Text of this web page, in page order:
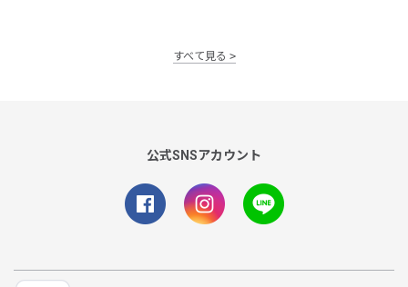
すべて見る
公式SNSアカウント